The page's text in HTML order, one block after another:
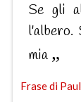
Se gli
l'albero.
mia
Frase di